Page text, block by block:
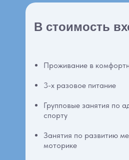
Проживание в
3-х разовое питание
Групповые занятия по
спорту
Занятия по развитию
моторике
В стоимость